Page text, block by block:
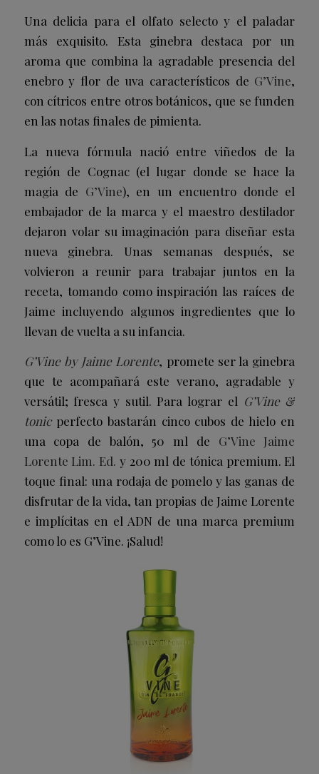
Una delicia para el olfato selecto y el paladar
más exquisito. Esta ginebra destaca por un
aroma que combina la agradable presencia del
enebro y flor de uva característicos de G’Vine,
con cítricos entre otros botánicos, que se funden
en las notas finales de pimienta.
La nueva fórmula nació entre viñedos de la
región de Cognac (el lugar donde se hace la
magia de G’Vine), en un encuentro donde el
embajador de la marca y el maestro destilador
dejaron volar su imaginación para diseñar esta
nueva ginebra. Unas semanas después, se
volvieron a reunir para trabajar juntos en la
receta, tomando como inspiración las raíces de
Jaime incluyendo algunos ingredientes que lo
llevan de vuelta a su infancia.
G’Vine by Jaime Lorente, promete ser la ginebra
que te acompañará este verano, agradable y
versátil; fresca y sutil. Para lograr el G’Vine &
tonicperfecto bastarán cinco cubos de hielo en
una copa de balón, 50 ml de G’Vine Jaime
Lorente Lim. Ed. y 200 ml de tónica premium. El
toque final: una rodaja de pomelo y las ganas de
disfrutar de la vida, tan propias de Jaime Lorente
e implícitas en el ADN de una marca premium
como lo es G’Vine. ¡Salud!